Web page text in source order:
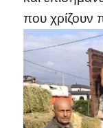
που χρίζουν